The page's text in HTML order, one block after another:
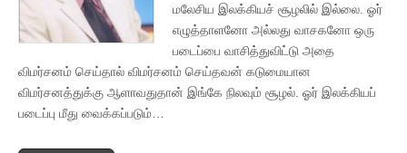
மலேசிய இலக்கியச் சூழலில் இல்லை. ஓர்
எழுத்தாளனோ அல்லது வாசகனோ ஒரு
படைப்பை வாசித்துவிட்டு அதை
விமர்சனம் செய்தால் விமர்சனம் செய்தவன் கடுமையான
விமர்சனத்துக்கு ஆளாவதுதான் இங்கே நிலவும் சூழல். ஓர் இலக்கியப்
படைப்பு மீது வைக்கப்படும்…